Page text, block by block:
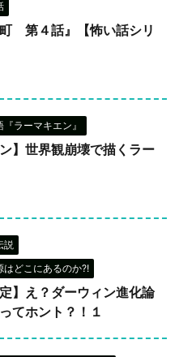
町 第４話』【怖い話シリ
ラーマキエン』
ン】世界観崩壊で描くラー
説
はどこにあるのか?!
定】え？ダーウィン進化論
てホント？！１